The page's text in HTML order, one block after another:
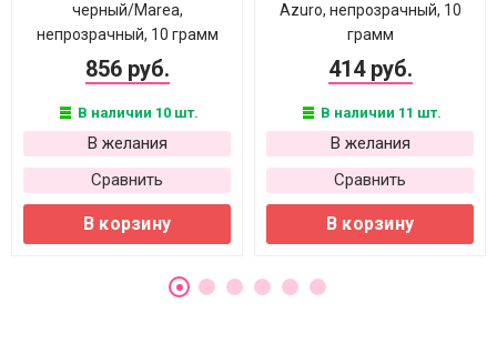
черный/Marea,
непрозрачный, 10 грамм
856 руб.
В наличии 10 шт.
В желания
Сравнить
В корзину
Azuro, непрозрачный, 10
грамм
414 руб.
В наличии 11 шт.
В желания
Сравнить
В корзину